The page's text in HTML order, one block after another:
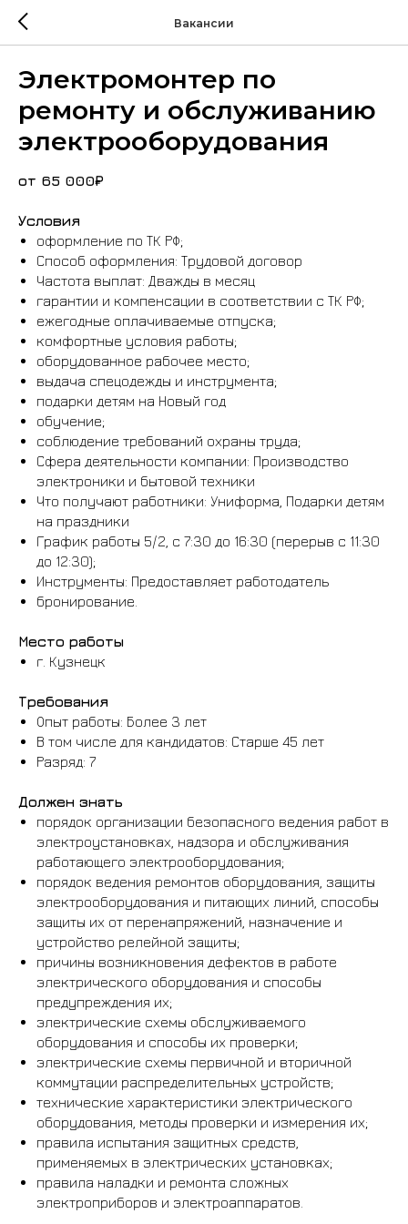
Вакансии
Электромонтер по
ремонту и обслуживанию
электрооборудования
от 65 000₽
Условия
оформление по ТК РФ;
Способ оформления: Трудовой договор
Частота выплат: Дважды в месяц
гарантии и компенсации в соответствии с ТК РФ;
ежегодные оплачиваемые отпуска;
комфортные условия работы;
оборудованное рабочее место;
выдача спецодежды и инструмента;
подарки детям на Новый год
обучение;
соблюдение требований охраны труда;
Сфера деятельности компании: Производство
электроники и бытовой техники
Что получают работники: Униформа, Подарки детям
на праздники
График работы 5/2, с 7:30 до 16:30 (перерыв с 11:30
до 12:30);
Инструменты: Предоставляет работодатель
бронирование.
Место работы
г. Кузнецк
Требования
Опыт работы: Более 3 лет
В том числе для кандидатов: Старше 45 лет
Разряд: 7
Должен знать
порядок организации безопасного ведения работ в
электроустановках, надзора и обслуживания
работающего электрооборудования;
порядок ведения ремонтов оборудования, защиты
электрооборудования и питающих линий, способы
защиты их от перенапряжений, назначение и
устройство релейной защиты;
причины возникновения дефектов в работе
электрического оборудования и способы
предупреждения их;
электрические схемы обслуживаемого
оборудования и способы их проверки;
электрические схемы первичной и вторичной
коммутации распределительных устройств;
технические характеристики электрического
оборудования, методы проверки и измерения их;
правила испытания защитных средств,
применяемых в электрических установках;
правила наладки и ремонта сложных
электроприборов и электроаппаратов.